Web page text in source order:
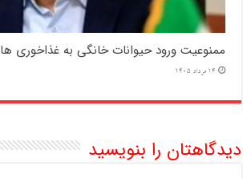
ممنوعیت ورود حیوانات خانگی به غذاخوری ها
14 مرداد 1405
دیدگاهتان را بنویسید